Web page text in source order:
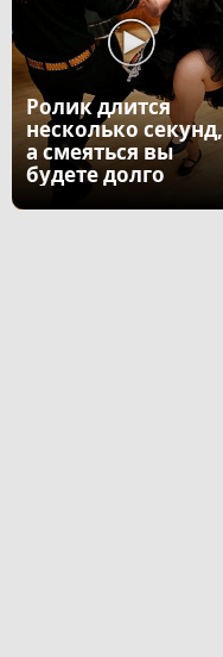
Ролик длится
несколько секунд,
а смеяться вы
будете долго